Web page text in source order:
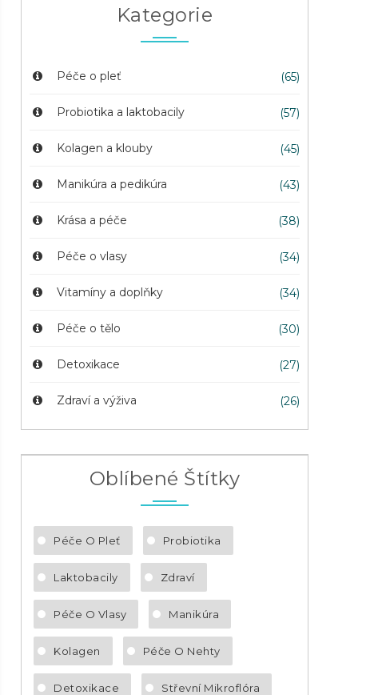
Kategorie
Péče o pleť (65)
Probiotika a laktobacily (57)
Kolagen a klouby (45)
Manikúra a pedikúra (43)
Krása a péče (38)
Péče o vlasy (34)
Vitamíny a doplňky (34)
Péče o tělo (30)
Detoxikace (27)
Zdraví a výživa (26)
Oblíbené Štítky
Péče O Pleť Probiotika
Laktobacily Zdraví
Péče O Vlasy Manikúra
Kolagen Péče O Nehty
Detoxikace Střevní Mikroflóra